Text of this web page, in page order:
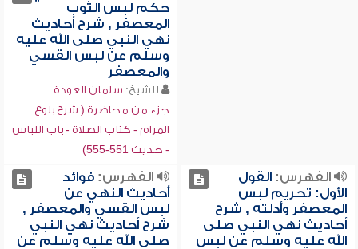
حكم لبس الثوب
المعصفر , شرح أحاديث
نهي النبي صلى الله عليه
وسلم عن لبس القسي
والمعصفر
للشيخ: سلمان العودة
جزء من محاضرة ( شرح بلوغ
المرام - كتاب الصلاة - باب اللباس
- حديث 551-555)
الفهرس:القول
الأول: تحريم لبس
المعصفر وأدلته , شرح
أحاديث نهي النبي صلى
الله عليه وسلم عن لبس
الفهرس:فوائد
أحاديث النهي عن
لبس القسي والمعصفر ,
شرح أحاديث نهي النبي
صلى الله عليه وسلم عن